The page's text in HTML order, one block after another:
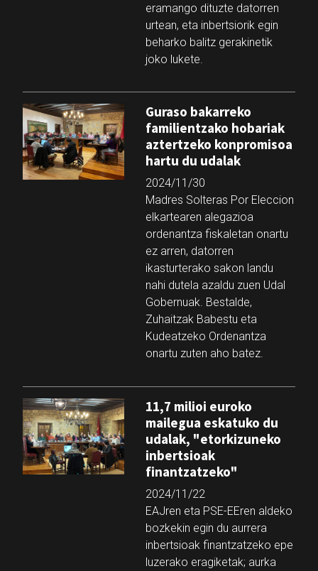
eramango dituzte datorren
urtean, eta inbertsiorik egin
beharko balitz gerakinetik
joko lukete.
Guraso bakarreko
familientzako hobariak
aztertzeko konpromisoa
hartu du udalak
2024/11/30
Madres Solteras Por Eleccion
elkartearen alegazioa
ordenantza fiskaletan onartu
ez arren, datorren
ikasturterako sakon landu
nahi dutela azaldu zuen Udal
Gobernuak. Bestalde,
Zuhaitzak Babestu eta
Kudeatzeko Ordenantza
onartu zuten aho batez.
11,7 milioi euroko
mailegua eskatuko du
udalak, "etorkizuneko
inbertsioak
finantzatzeko"
2024/11/22
EAJren eta PSE-EEren aldeko
bozkekin egin du aurrera
inbertsioak finantzatzeko epe
luzerako eragiketak; aurka